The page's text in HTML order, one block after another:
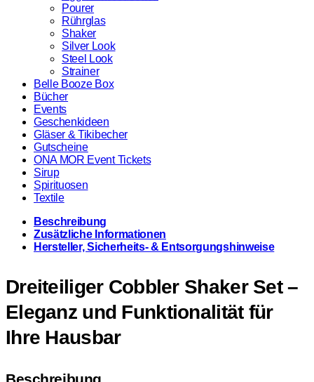
Pourer
Rührglas
Shaker
Silver Look
Steel Look
Strainer
Belle Booze Box
Bücher
Events
Geschenkideen
Gläser & Tikibecher
Gutscheine
ONA MOR Event Tickets
Sirup
Spirituosen
Textile
Beschreibung
Zusätzliche Informationen
Hersteller, Sicherheits- & Entsorgungshinweise
Dreiteiliger Cobbler Shaker Set –
Eleganz und Funktionalität für
Ihre Hausbar